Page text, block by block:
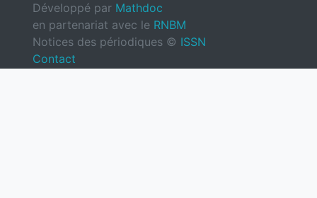
Développé par Mathdoc
en partenariat avec le RNBM
Notices des périodiques © ISSN
Contact